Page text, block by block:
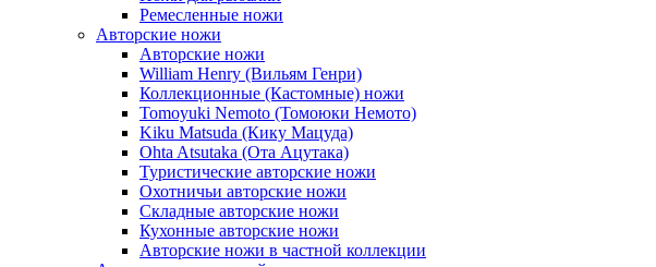
Ремесленные ножи
Авторские ножи
Авторские ножи
William Henry (Вильям Генри)
Коллекционные (Кастомные) ножи
Tomoyuki Nemoto (Томоюки Немото)
Kiku Matsuda (Кику Мацуда)
Ohta Atsutaka (Ота Ацутака)
Туристические авторские ножи
Охотничьи авторские ножи
Складные авторские ножи
Кухонные авторские ножи
Авторские ножи в частной коллекции